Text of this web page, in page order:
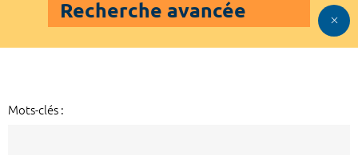
Recherche avancée
Mots-clés :